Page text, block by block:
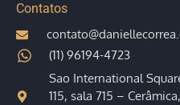
Contatos
(11) 96194-4723
Sao International
115, sala 715 –